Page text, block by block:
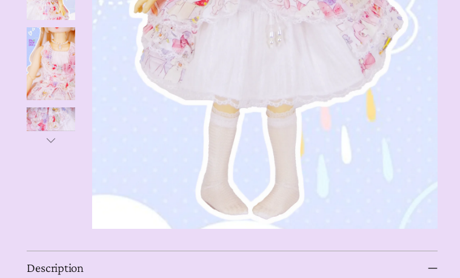
Description